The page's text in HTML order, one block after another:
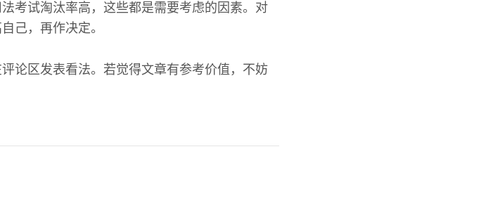
考试淘汰率高，这些都是需要考虑的因素。对
己，再作决定。
论区发表看法。若觉得文章有参考价值，不妨